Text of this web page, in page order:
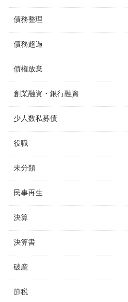
債務整理
債務超過
債権放棄
創業融資・銀行融資
少人数私募債
役職
未分類
民事再生
決算
決算書
破産
節税